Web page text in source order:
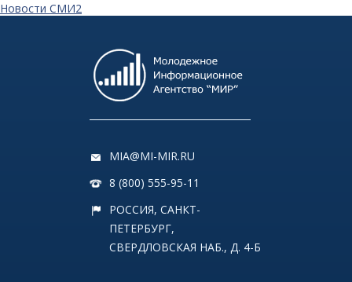
Новости СМИ2
MIA@MI-MIR.RU
8 (800) 555-95-11
РОССИЯ, САНКТ-
ПЕТЕРБУРГ,
СВЕРДЛОВСКАЯ НАБ., Д. 4-Б